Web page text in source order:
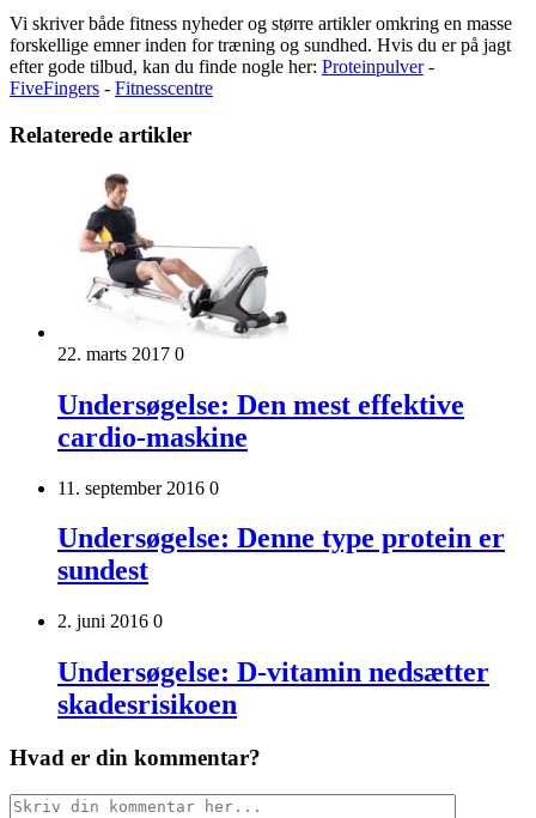
Vi skriver både fitness nyheder og større artikler omkring en masse
forskellige emner inden for træning og sundhed. Hvis du er på jagt
efter gode tilbud, kan du finde nogle her: Proteinpulver-
FiveFingers - Fitnesscentre
Relaterede artikler
22. marts 2017 0
Undersøgelse: Den mest effektive
cardio-maskine
11. september 2016 0
Undersøgelse: Denne type protein er
sundest
2. juni 2016 0
Undersøgelse: D-vitamin nedsætter
skadesrisikoen
Hvad er din kommentar?